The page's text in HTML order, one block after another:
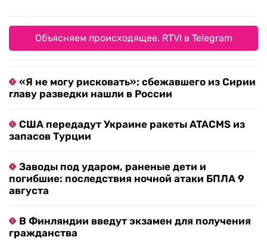
Объясняем происходящее. RTVI в Telegram
«Я не могу рисковать»: сбежавшего из Сирии
главу разведки нашли в России
США передадут Украине ракеты ATACMS из
запасов Турции
Заводы под ударом, раненые дети и
погибшие: последствия ночной атаки БПЛА 9
августа
В Финляндии введут экзамен для получения
гражданства